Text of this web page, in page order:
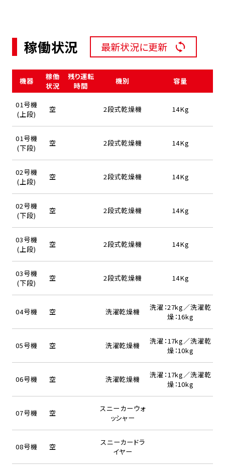
稼働状況 最新状況に更新
機器
稼働
状況
残り運転
時間
機別 容量
01号機
(上段)
空 2段式乾燥機 14Kg
01号機
(下段)
空 2段式乾燥機 14Kg
02号機
(上段)
空 2段式乾燥機 14Kg
02号機
(下段)
空 2段式乾燥機 14Kg
03号機
(上段)
空 2段式乾燥機 14Kg
03号機
(下段)
空 2段式乾燥機 14Kg
04号機 空 洗濯乾燥機
洗濯：27kg／洗濯乾
燥：16kg
05号機 空 洗濯乾燥機
洗濯：17kg／洗濯乾
燥：10kg
06号機 空 洗濯乾燥機
洗濯：17kg／洗濯乾
燥：10kg
07号機 空
スニーカーウォ
ッシャー
08号機 空
スニーカードラ
イヤー